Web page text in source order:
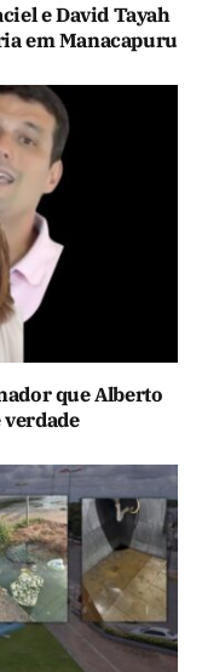
e David Tayah
em Manacapuru
que Alberto